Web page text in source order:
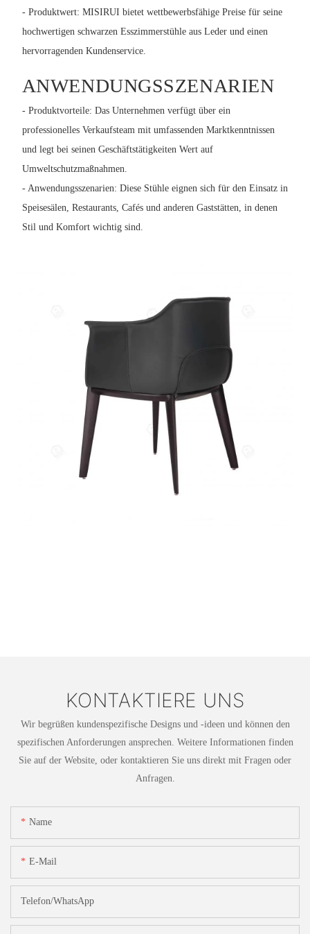
- Produktwert: MISIRUI bietet wettbewerbsfähige Preise für seine
hochwertigen schwarzen Esszimmerstühle aus Leder und einen
hervorragenden Kundenservice.
ANWENDUNGSSZENARIEN
- Produktvorteile: Das Unternehmen verfügt über ein
professionelles Verkaufsteam mit umfassenden Marktkenntnissen
und legt bei seinen Geschäftstätigkeiten Wert auf
Umweltschutzmaßnahmen.
- Anwendungsszenarien: Diese Stühle eignen sich für den Einsatz in
Speisesälen, Restaurants, Cafés und anderen Gaststätten, in denen
Stil und Komfort wichtig sind.
KONTAKTIERE UNS
Wir begrüßen kundenspezifische Designs und -ideen und können den
spezifischen Anforderungen ansprechen. Weitere Informationen finden
Sie auf der Website, oder kontaktieren Sie uns direkt mit Fragen oder
Anfragen.
Name
E-Mail
Telefon/WhatsApp